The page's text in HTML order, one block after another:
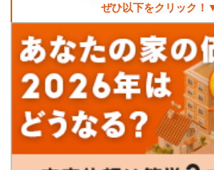
ぜひ以下をクリック！